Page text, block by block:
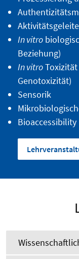
In vitro
Beziehung)
In vitroToxizität
Genotoxizität)
Sensorik
Bioaccessibility